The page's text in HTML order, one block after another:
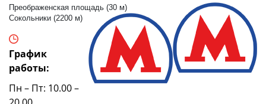
Преображенская площадь (30 м)
Сокольники (2200 м)
График
работы:
Пн – Пт: 10.00 –